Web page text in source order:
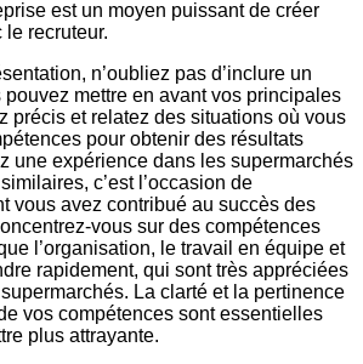
est un moyen puissant de créer
recruteur.
n’oubliez pas d’inclure un
mettre en avant vos principales
précis et relatez des situations où vous
pour obtenir des résultats
une expérience dans les supermarchés
c’est l’occasion de
vous avez contribué au succès des
vous sur des compétences
l’organisation, le travail en équipe et
rapidement, qui sont très appréciées
La clarté et la pertinence
vos compétences sont essentielles
plus attrayante.